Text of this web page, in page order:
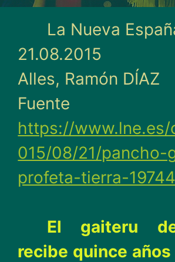
La Nueva
21.08.2015
Alles, Ramón DÍAZ
Fuente
https://www.lne.es/
015/08/21/pancho-
profeta-tierra-
El gaiteru
recibe quince